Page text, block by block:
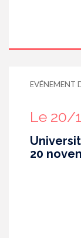
EVÉNEMENT
Le 20/
20